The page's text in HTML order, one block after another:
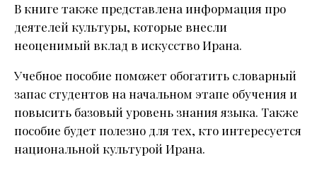
В книге также представлена информация про
деятелей культуры, которые внесли
неоценимый вклад в искусство Ирана.
Учебное пособие поможет обогатить словарный
запас студентов на начальном этапе обучения и
повысить базовый уровень знания языка. Также
пособие будет полезно для тех, кто интересуется
национальной культурой Ирана.